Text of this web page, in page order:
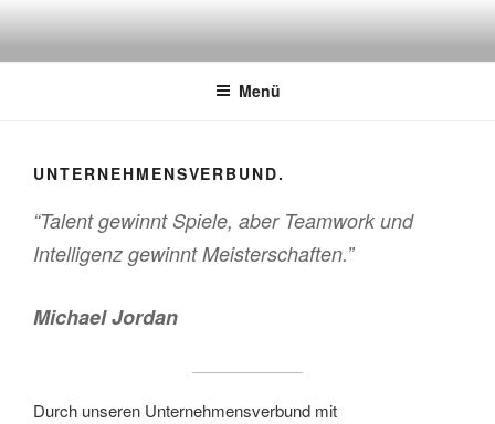
springen
Menü
UNTERNEHMENSVERBUND.
“Talent gewinnt Spiele, aber Teamwork und
Intelligenz gewinnt Meisterschaften.”
Michael Jordan
Durch unseren Unternehmensverbund mit